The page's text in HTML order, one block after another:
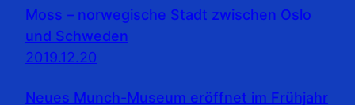
Moss – norwegische Stadt zwischen Oslo
und Schweden
2019.12.20
Neues Munch-Museum eröffnet im Frühjahr